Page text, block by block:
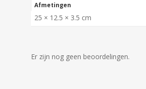
Afmetingen
25 × 12.5 × 3.5 cm
Er zijn nog geen beoordelingen.